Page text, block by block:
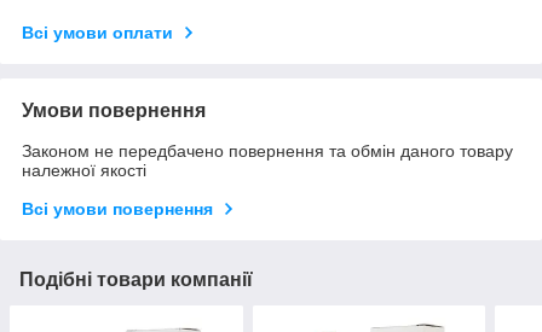
Всі умови оплати
Умови повернення
Законом не передбачено повернення та обмін даного товару
належної якості
Всі умови повернення
Подібні товари компанії